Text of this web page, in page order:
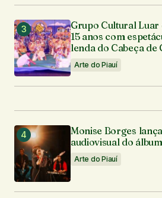
Grupo Cultural Luar
15 anos com
lenda do Cabeça de
Arte do Piauí
Monise Borges
audiovisual do
Arte do Piauí